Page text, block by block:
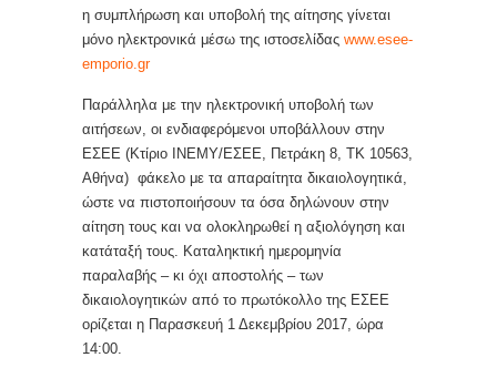
η συμπλήρωση και υποβολή της αίτησης γίνεται
μόνο ηλεκτρονικά μέσω της ιστοσελίδας www.esee-
emporio.gr
Παράλληλα με την ηλεκτρονική υποβολή των
αιτήσεων, οι ενδιαφερόμενοι υποβάλλουν στην
ΕΣΕΕ (Κτίριο ΙΝΕΜΥ/ΕΣΕΕ, Πετράκη 8, ΤΚ 10563,
Αθήνα) φάκελο με τα απαραίτητα δικαιολογητικά,
ώστε να πιστοποιήσουν τα όσα δηλώνουν στην
αίτηση τους και να ολοκληρωθεί η αξιολόγηση και
κατάταξή τους. Καταληκτική ημερομηνία
παραλαβής – κι όχι αποστολής – των
δικαιολογητικών από το πρωτόκολλο της ΕΣΕΕ
ορίζεται η Παρασκευή 1 Δεκεμβρίου 2017, ώρα
14:00.